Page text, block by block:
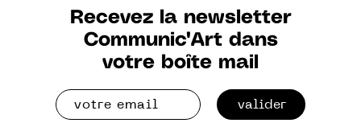
Recevez la newsletter
Communic'Art dans
votre boîte mail
valider